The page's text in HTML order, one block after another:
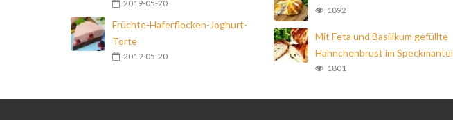
2019-05-20
Früchte-Haferflocken-Joghurt-
Torte
2019-05-20
1892
Mit Feta und Basilikum gefüllte
Hähnchenbrust im Speckmantel
1801